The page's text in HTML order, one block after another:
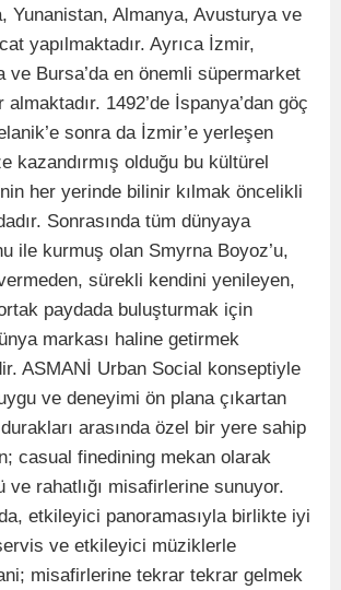
Yunanistan, Almanya, Avusturya ve
yapılmaktadır. Ayrıca İzmir,
ve Bursa’da en önemli süpermarket
1492’de İspanya’dan göç
sonra da İzmir’e yerleşen
kazandırmış olduğu bu kültürel
her yerinde bilinir kılmak öncelikli
Sonrasında tüm dünyaya
ile kurmuş olan Smyrna Boyoz’u,
sürekli kendini yenileyen,
paydada buluşturmak için
markası haline getirmek
ASMANİ Urban Social konseptiyle
ve deneyimi ön plana çıkartan
arasında özel bir yere sahip
casual finedining mekan olarak
ve rahatlığı misafirlerine sunuyor.
etkileyici panoramasıyla birlikte iyi
ve etkileyici müziklerle
misafirlerine tekrar tekrar gelmek